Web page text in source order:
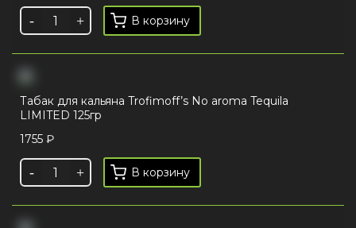
В корзину
Табак для кальяна Trofimoff’s No aroma Tequila
LIMITED 125гр
1755 ₽
В корзину